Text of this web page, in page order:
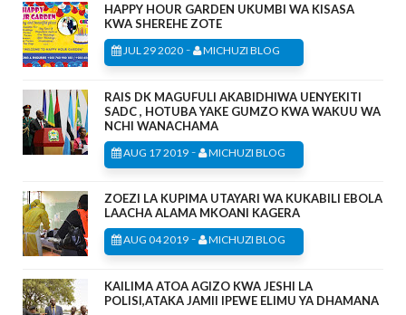
HAPPY HOUR GARDEN UKUMBI WA KISASA
KWA SHEREHE ZOTE
JUL 29 2020 - MICHUZI BLOG
RAIS DK MAGUFULI AKABIDHIWA UENYEKITI
SADC , HOTUBA YAKE GUMZO KWA WAKUU WA
NCHI WANACHAMA
AUG 17 2019 - MICHUZI BLOG
ZOEZI LA KUPIMA UTAYARI WA KUKABILI EBOLA
LAACHA ALAMA MKOANI KAGERA
AUG 04 2019 - MICHUZI BLOG
KAILIMA ATOA AGIZO KWA JESHI LA
POLISI,ATAKA JAMII IPEWE ELIMU YA DHAMANA